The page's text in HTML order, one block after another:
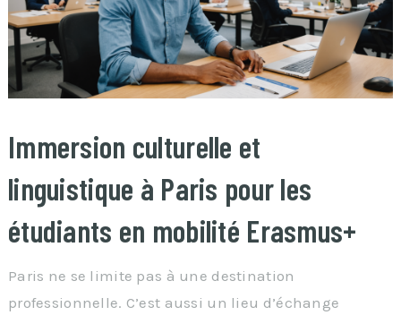
Immersion culturelle et
linguistique à Paris pour les
étudiants en mobilité Erasmus+
Paris ne se limite pas à une destination
professionnelle. C’est aussi un lieu d’échange